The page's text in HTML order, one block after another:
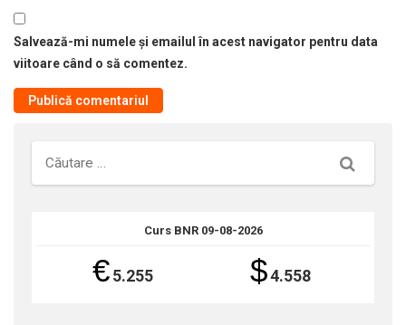
Salvează-mi numele și emailul în acest navigator pentru data
viitoare când o să comentez.
Căutare
Curs BNR 09-08-2026
€5.255 $4.558